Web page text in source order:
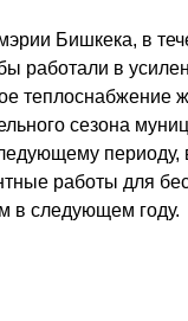
Бишкека, в
работали в
теплоснабжение
сезона
периоду,
работы для
в следующем году.